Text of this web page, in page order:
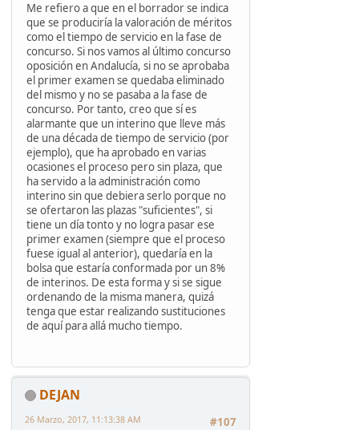
Me refiero a que en el borrador se indica
que se produciría la valoración de méritos
como el tiempo de servicio en la fase de
concurso. Si nos vamos al último concurso
oposición en Andalucía, si no se aprobaba
el primer examen se quedaba eliminado
del mismo y no se pasaba a la fase de
concurso. Por tanto, creo que sí es
alarmante que un interino que lleve más
de una década de tiempo de servicio (por
ejemplo), que ha aprobado en varias
ocasiones el proceso pero sin plaza, que
ha servido a la administración como
interino sin que debiera serlo porque no
se ofertaron las plazas "suficientes", si
tiene un día tonto y no logra pasar ese
primer examen (siempre que el proceso
fuese igual al anterior), quedaría en la
bolsa que estaría conformada por un 8%
de interinos. De esta forma y si se sigue
ordenando de la misma manera, quizá
tenga que estar realizando sustituciones
de aquí para allá mucho tiempo.
DEJAN
#107
26 Marzo, 2017, 11:13:38 AM